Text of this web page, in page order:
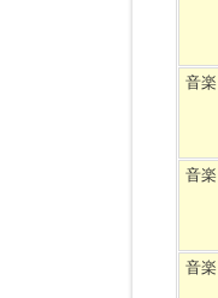
音楽
音楽
音楽